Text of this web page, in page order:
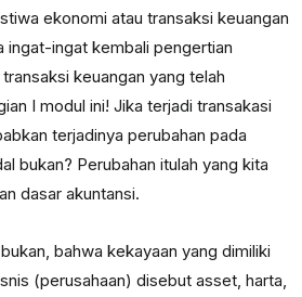
ekonomi atau transaksi keuangan
ingat-ingat kembali pengertian
keuangan yang telah
I modul ini! Jika terjadi transakasi
terjadinya perubahan pada
bukan? Perubahan itulah yang kita
dasar akuntansi.
bahwa kekayaan yang dimiliki
(perusahaan) disebut asset, harta,